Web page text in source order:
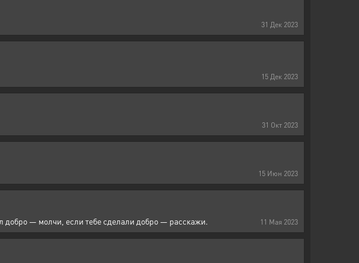
31 Дек 2023
15 Дек 2023
31 Окт 2023
15 Июн 2023
11 Мая 2023
добро — молчи, если тебе сделали добро — расскажи.